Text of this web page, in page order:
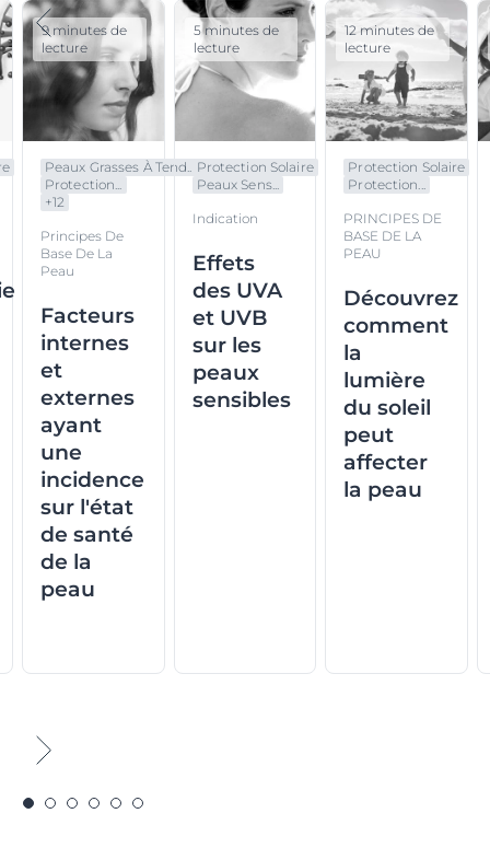
Peaux Grasses À Tend...
Protection...
+12
Principes De
Base De La
Peau
Facteurs
internes
et
externes
ayant
une
incidence
sur l'état
de santé
de la
peau
9 minutes de
lecture
Protection Solaire
Peaux Sens...
Indication
Effets
des UVA
et UVB
sur les
peaux
sensibles
5 minutes de
lecture
Protection Solaire
Protection...
PRINCIPES DE
BASE DE LA
PEAU
Découvrez
comment
la
lumière
du soleil
peut
affecter
la peau
12 minutes de
lecture